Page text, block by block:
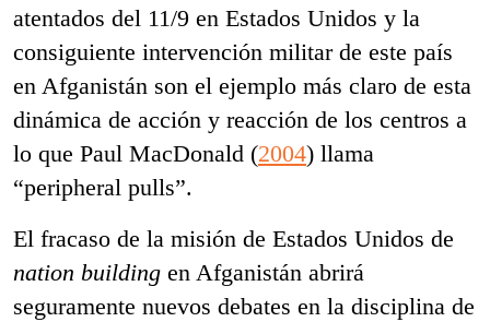
atentados del 11/9 en Estados Unidos y la
consiguiente intervención militar de este país
en Afganistán son el ejemplo más claro de esta
dinámica de acción y reacción de los centros a
lo que Paul MacDonald (2004) llama
“peripheral pulls”.
El fracaso de la misión de Estados Unidos de
nation building en Afganistán abrirá
seguramente nuevos debates en la disciplina de